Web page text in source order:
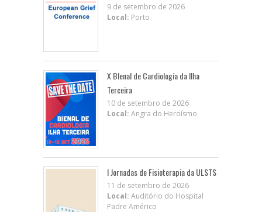
9 de setembro de 2026
Local: Porto
X BIenal de Cardiologia da Ilha
Terceira
10 de setembro de 2026
Local: Angra do Heroísmo
I Jornadas de Fisioterapia da ULSTS
11 de setembro de 2026
Local: Auditório do Hospital
Padre Américo